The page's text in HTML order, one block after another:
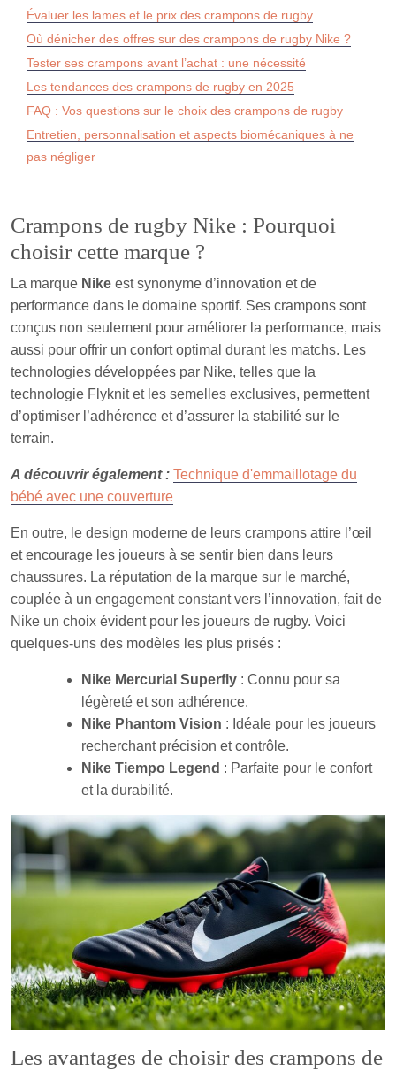
Évaluer les lames et le prix des crampons de rugby
Où dénicher des offres sur des crampons de rugby Nike ?
Tester ses crampons avant l’achat : une nécessité
Les tendances des crampons de rugby en 2025
FAQ : Vos questions sur le choix des crampons de rugby
Entretien, personnalisation et aspects biomécaniques à ne
pas négliger
Crampons de rugby Nike : Pourquoi
choisir cette marque ?
La marque Nike est synonyme d’innovation et de
performance dans le domaine sportif. Ses crampons sont
conçus non seulement pour améliorer la performance, mais
aussi pour offrir un confort optimal durant les matchs. Les
technologies développées par Nike, telles que la
technologie Flyknit et les semelles exclusives, permettent
d’optimiser l’adhérence et d’assurer la stabilité sur le
terrain.
A découvrir également : Technique d'emmaillotage du
bébé avec une couverture
En outre, le design moderne de leurs crampons attire l’œil
et encourage les joueurs à se sentir bien dans leurs
chaussures. La réputation de la marque sur le marché,
couplée à un engagement constant vers l’innovation, fait de
Nike un choix évident pour les joueurs de rugby. Voici
quelques-uns des modèles les plus prisés :
Nike Mercurial Superfly : Connu pour sa
légèreté et son adhérence.
Nike Phantom Vision : Idéale pour les joueurs
recherchant précision et contrôle.
Nike Tiempo Legend : Parfaite pour le confort
et la durabilité.
Les avantages de choisir des crampons de